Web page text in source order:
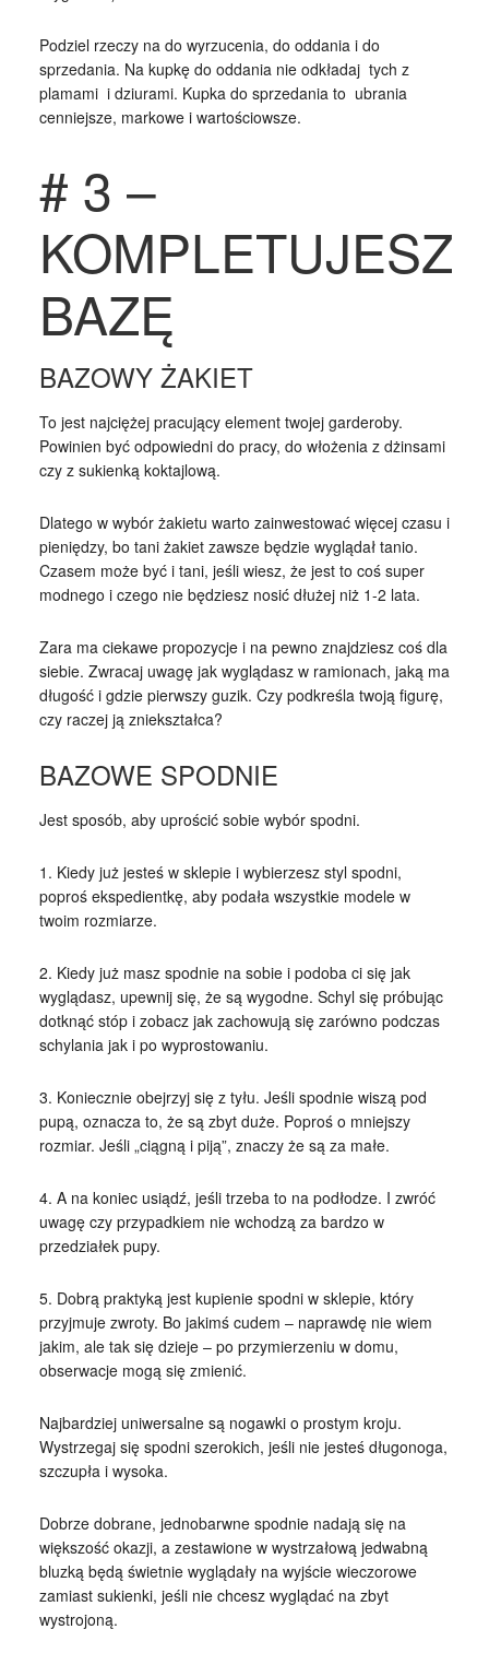
Podziel rzeczy na do wyrzucenia, do oddania i do
sprzedania. Na kupkę do oddania nie odkładaj tych z
plamami i dziurami. Kupka do sprzedania to ubrania
cenniejsze, markowe i wartościowsze.
# 3 –
KOMPLETUJESZ
BAZĘ
BAZOWY ŻAKIET
To jest najciężej pracujący element twojej garderoby.
Powinien być odpowiedni do pracy, do włożenia z dżinsami
czy z sukienką koktajlową.
Dlatego w wybór żakietu warto zainwestować więcej czasu i
pieniędzy, bo tani żakiet zawsze będzie wyglądał tanio.
Czasem może być i tani, jeśli wiesz, że jest to coś super
modnego i czego nie będziesz nosić dłużej niż 1-2 lata.
Zara ma ciekawe propozycje i na pewno znajdziesz coś dla
siebie. Zwracaj uwagę jak wyglądasz w ramionach, jaką ma
długość i gdzie pierwszy guzik. Czy podkreśla twoją figurę,
czy raczej ją zniekształca?
BAZOWE SPODNIE
Jest sposób, aby uprościć sobie wybór spodni.
1. Kiedy już jesteś w sklepie i wybierzesz styl spodni,
poproś ekspedientkę, aby podała wszystkie modele w
twoim rozmiarze.
2. Kiedy już masz spodnie na sobie i podoba ci się jak
wyglądasz, upewnij się, że są wygodne. Schyl się próbując
dotknąć stóp i zobacz jak zachowują się zarówno podczas
schylania jak i po wyprostowaniu.
3. Koniecznie obejrzyj się z tyłu. Jeśli spodnie wiszą pod
pupą, oznacza to, że są zbyt duże. Poproś o mniejszy
rozmiar. Jeśli „ciągną i piją”, znaczy że są za małe.
4. A na koniec usiądź, jeśli trzeba to na podłodze. I zwróć
uwagę czy przypadkiem nie wchodzą za bardzo w
przedziałek pupy.
5. Dobrą praktyką jest kupienie spodni w sklepie, który
przyjmuje zwroty. Bo jakimś cudem – naprawdę nie wiem
jakim, ale tak się dzieje – po przymierzeniu w domu,
obserwacje mogą się zmienić.
Najbardziej uniwersalne są nogawki o prostym kroju.
Wystrzegaj się spodni szerokich, jeśli nie jesteś długonoga,
szczupła i wysoka.
Dobrze dobrane, jednobarwne spodnie nadają się na
większość okazji, a zestawione w wystrzałową jedwabną
bluzką będą świetnie wyglądały na wyjście wieczorowe
zamiast sukienki, jeśli nie chcesz wyglądać na zbyt
wystrojoną.